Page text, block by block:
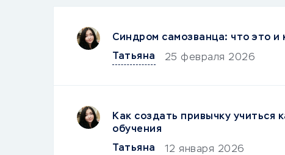
Синдром самозванца: что это и
Татьяна
25 февраля 2026
Как создать привычку учиться
обучения
Татьяна
12 января 2026